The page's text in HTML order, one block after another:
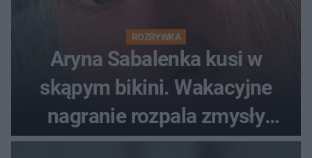
ROZRYWKA
Aryna Sabalenka kusi w
skąpym bikini. Wakacyjne
nagranie rozpala zmysły
fanów